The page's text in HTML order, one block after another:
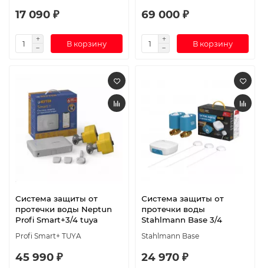
17 090 ₽
В корзину
69 000 ₽
В корзину
Система защиты от
протечки воды Neptun
Profi Smart+3/4 tuya
Profi Smart+ TUYA
45 990 ₽
Система защиты от
протечки воды
Stahlmann Base 3/4
Stahlmann Base
24 970 ₽